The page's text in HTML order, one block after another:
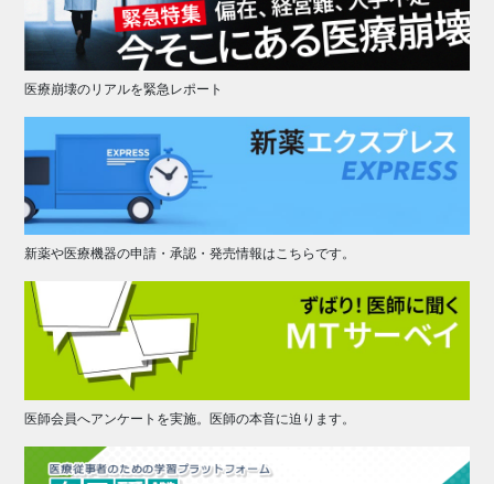
医療崩壊のリアルを緊急レポート
新薬や医療機器の申請・承認・発売情報はこちらです。
医師会員へアンケートを実施。医師の本音に迫ります。